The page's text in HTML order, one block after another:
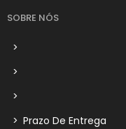
SOBRE NÓS
>
>
>
> Prazo De Entrega